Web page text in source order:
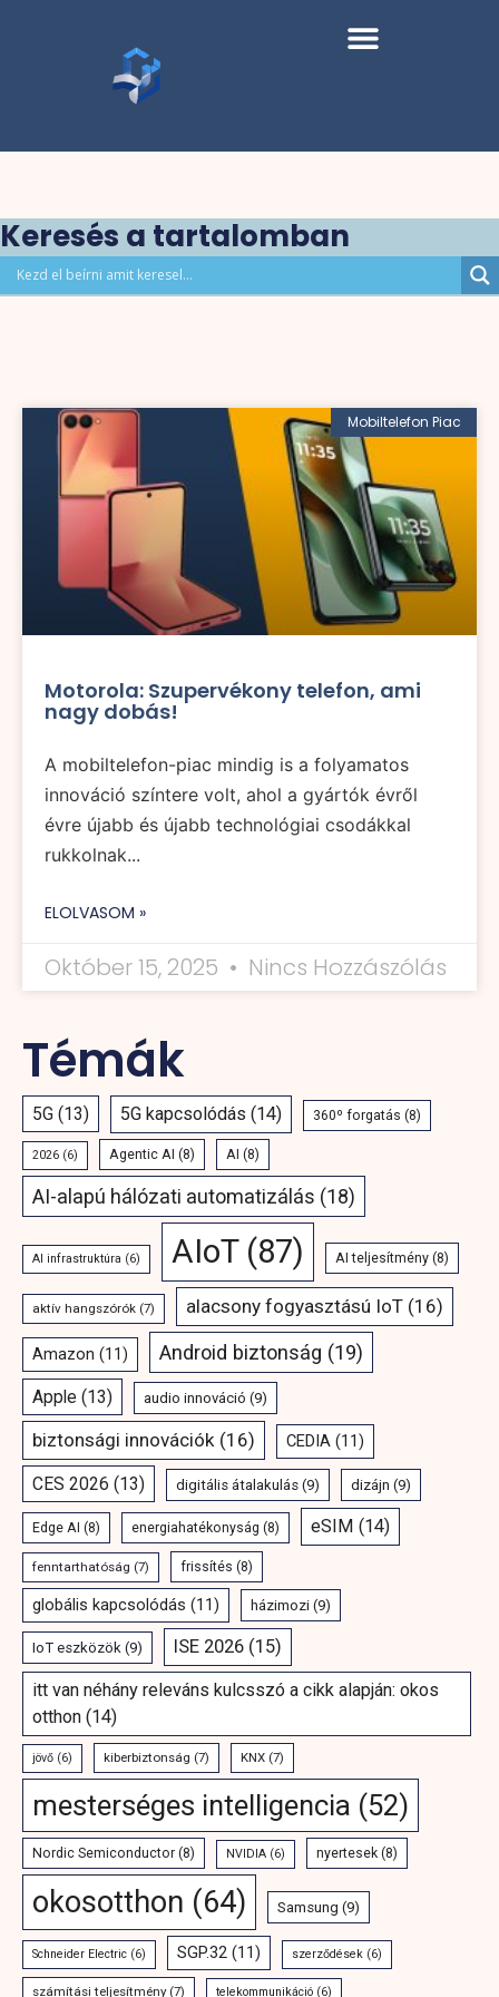
Keresés a tartalomban
Mobiltelefon Piac
Motorola: Szupervékony telefon, ami
nagy dobás!
A mobiltelefon-piac mindig is a folyamatos
innováció színtere volt, ahol a gyártók évről
évre újabb és újabb technológiai csodákkal
rukkolnak...
ELOLVASOM »
Október 15, 2025 Nincs Hozzászólás
Témák
5G (13) 5G kapcsolódás (14) 360º forgatás (8)
2026 (6) Agentic AI (8) AI (8)
AI-alapú hálózati automatizálás (18)
AI infrastruktúra (6) AIoT(87) AI teljesítmény (8)
aktív hangszórók (7) alacsony fogyasztású IoT (16)
Amazon (11) Android biztonság (19)
Apple (13) audio innováció (9)
biztonsági innovációk (16) CEDIA (11)
CES 2026 (13) digitális átalakulás (9) dizájn (9)
Edge AI (8) energiahatékonyság (8) eSIM (14)
fenntarthatóság (7) frissítés (8)
globális kapcsolódás (11) házimozi (9)
IoT eszközök (9) ISE 2026 (15)
itt van néhány releváns kulcsszó a cikk alapján: okos
otthon (14)
jövő (6) kiberbiztonság (7) KNX (7)
mesterséges intelligencia (52)
Nordic Semiconductor (8) NVIDIA (6) nyertesek (8)
okosotthon (64) Samsung (9)
Schneider Electric (6) SGP.32 (11) szerződések (6)
számítási teljesítmény(7) telekommunikáció (6)